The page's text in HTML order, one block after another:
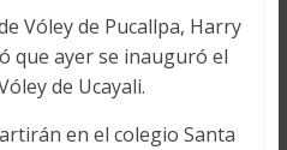
Vóley de Pucallpa, Harry
que ayer se inauguró el
de Ucayali.
en el colegio Santa